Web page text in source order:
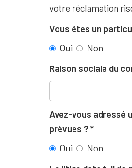
votre réclamation
Vous êtes un
Oui
Non
Raison sociale du
Avez-vous adressé
prévues ?
Oui
Non